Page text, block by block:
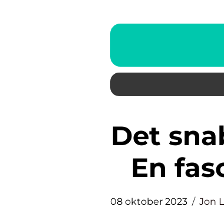
Det snabbaste djuret i världen:
En
08 oktober 2023 Jon